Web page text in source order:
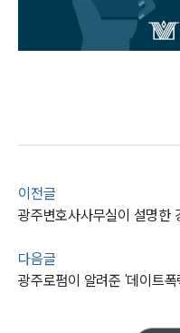
이전글
광주변호사사무실이 설명한
다음글
광주로펌이 알려준 '데이트